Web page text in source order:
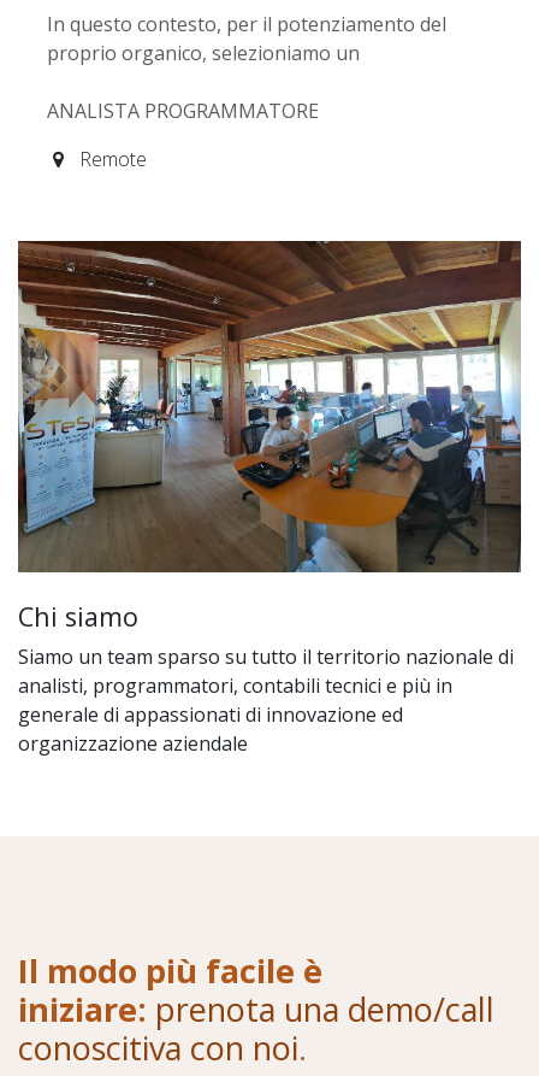
In questo contesto, per il potenziamento del
proprio organico, selezioniamo un
ANALISTA PROGRAMMATORE
Remote
Chi siamo
Siamo un team sparso su tutto il territorio nazionale di
analisti, programmatori, contabili tecnici e più in
generale di appassionati di innovazione ed
organizzazione aziendale
Il modo più facile è
iniziare: prenota una demo/call
conoscitiva con noi.